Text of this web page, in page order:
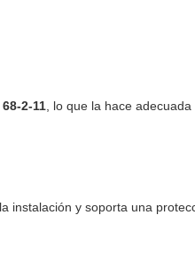
68-2-11, lo que la hace
instalación y soporta una